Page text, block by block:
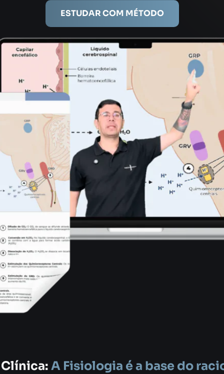
ESTUDAR COM MÉTODO
A Fisiologia é a base do